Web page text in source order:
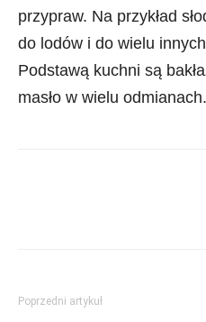
przypraw. Na przykład
do lodów i do wielu
Podstawą kuchni są
masło w wielu odmianach.
Poprzedni artykuł